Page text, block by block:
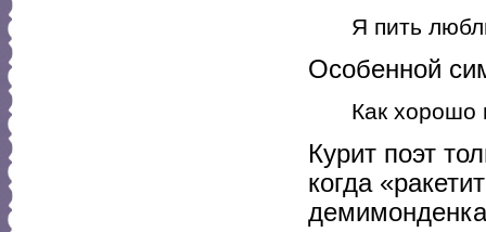
Я пить
Особенной
Как хорошо
Курит поэт
когда